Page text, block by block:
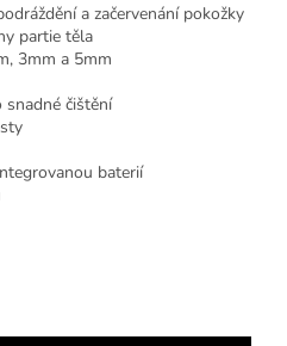
a začervenání pokožky
partie těla
3mm a 5mm
čištění
baterií